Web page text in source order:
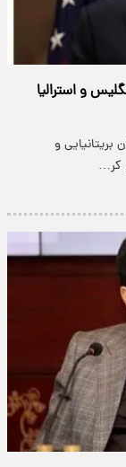
و استرالیا
بریتانیایی و
کر…